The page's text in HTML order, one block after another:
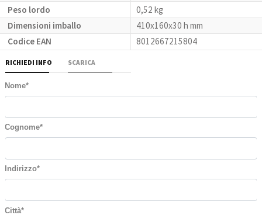
Peso lordo
0,52 kg
Dimensioni imballo
410x160x30 h mm
Codice EAN
8012667215804
RICHIEDI INFO SCARICA